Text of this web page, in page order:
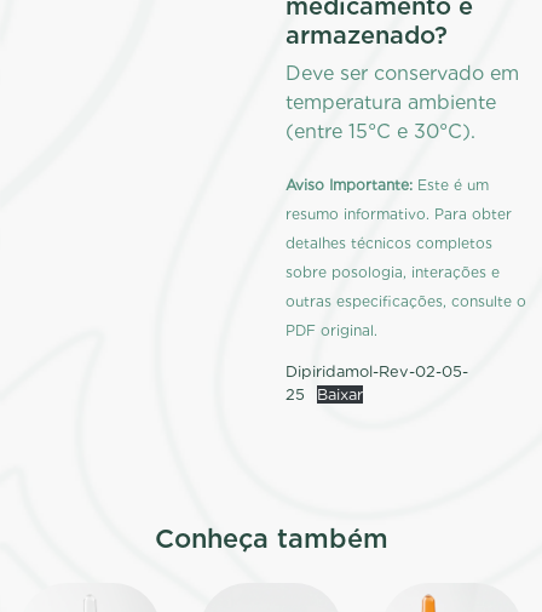
medicamento é
armazenado?
Deve ser conservado em
temperatura ambiente
(entre 15°C e 30°C).
Aviso Importante: Este é um
resumo informativo. Para obter
detalhes técnicos completos
sobre posologia, interações e
outras especificações, consulte o
PDF original.
Dipiridamol-Rev-02-05-
25
Baixar
Conheça também